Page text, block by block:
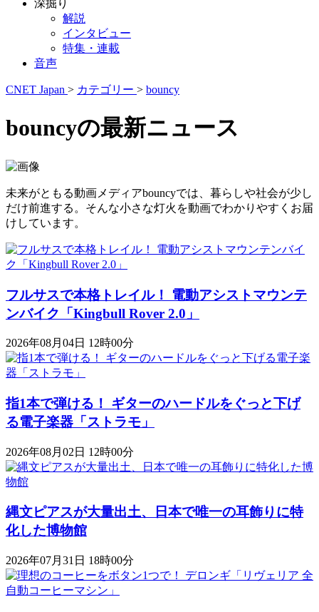
深掘り
解説
インタビュー
特集・連載
音声
CNET Japan > カテゴリー > bouncy
bouncyの最新ニュース
未来がともる動画メディアbouncyでは、暮らしや社会が少し
だけ前進する。そんな小さな灯火を動画でわかりやすくお届
けしています。
フルサスで本格トレイル！ 電動アシストマウンテ
ンバイク「Kingbull Rover 2.0」
2026年08月04日 12時00分
指1本で弾ける！ ギターのハードルをぐっと下げ
る電子楽器「ストラモ」
2026年08月02日 12時00分
縄文ピアスが大量出土、日本で唯一の耳飾りに特
化した博物館
2026年07月31日 18時00分